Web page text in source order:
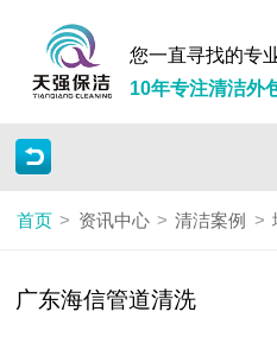
您一直寻找的专
10年专注清洁外
首页 > 资讯中心 > 清洁案例 >
广东海信管道清洗